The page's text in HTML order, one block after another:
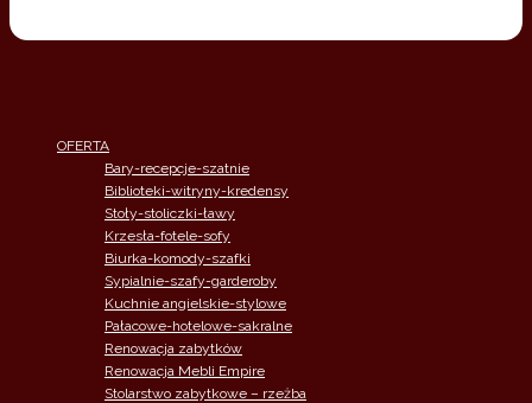
OFERTA
Bary-recepcje-szatnie
Biblioteki-witryny-kredensy
Stoły-stoliczki-ławy
Krzesła-fotele-sofy
Biurka-komody-szafki
Sypialnie-szafy-garderoby
Kuchnie angielskie-stylowe
Pałacowe-hotelowe-sakralne
Renowacja zabytków
Renowacja Mebli Empire
Stolarstwo zabytkowe – rzeżba